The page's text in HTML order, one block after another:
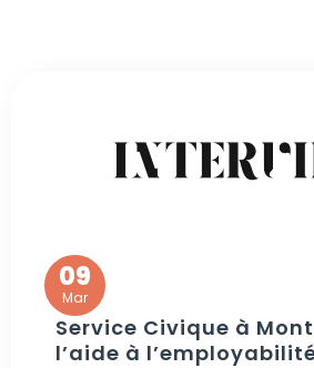
09
Mar
Service Civique à
l’aide à